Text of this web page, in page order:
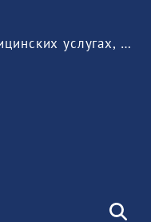
Информация о платных медицинских услугах, предоставляемых медицинской организацией